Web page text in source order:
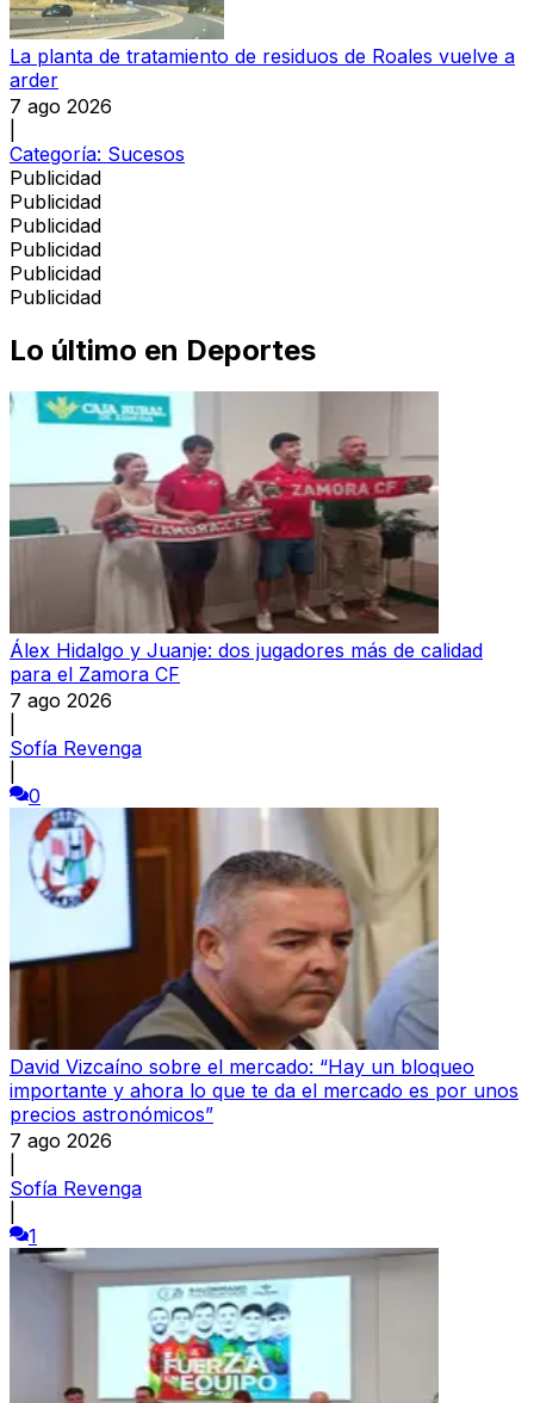
La planta de tratamiento de residuos de Roales vuelve a
arder
7 ago 2026
Categoría: Sucesos
Publicidad
Publicidad
Publicidad
Publicidad
Publicidad
Publicidad
Lo último en Deportes
Álex Hidalgo y Juanje: dos jugadores más de calidad
para el Zamora CF
7 ago 2026
Sofía Revenga
0
David Vizcaíno sobre el mercado: “Hay un bloqueo
importante y ahora lo que te da el mercado es por unos
precios astronómicos”
7 ago 2026
Sofía Revenga
1